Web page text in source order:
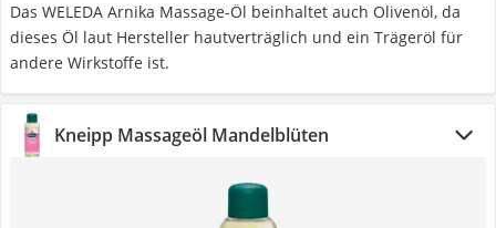
Das WELEDA Arnika Massage-Öl beinhaltet auch Olivenöl, da
dieses Öl laut Hersteller hautverträglich und ein Trägeröl für
andere Wirkstoffe ist.
Kneipp Massageöl Mandelblüten